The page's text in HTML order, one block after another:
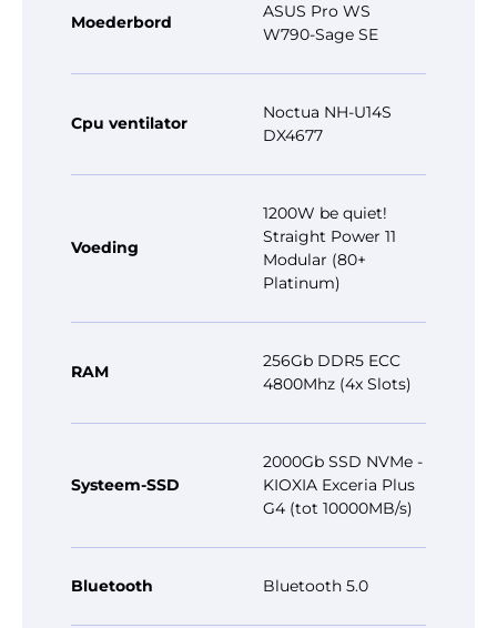
Moederbord
ASUS Pro WS
W790-Sage SE
Cpu ventilator
Noctua NH-U14S
DX4677
Voeding
1200W be quiet!
Straight Power 11
Modular (80+
Platinum)
RAM
256Gb DDR5 ECC
4800Mhz (4x Slots)
Systeem-SSD
2000Gb SSD NVMe -
KIOXIA Exceria Plus
G4 (tot 10000MB/s)
Bluetooth Bluetooth 5.0